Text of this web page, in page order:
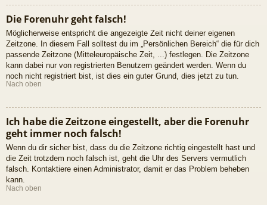
Die Forenuhr geht falsch!
Möglicherweise entspricht die angezeigte Zeit nicht deiner eigenen
Zeitzone. In diesem Fall solltest du im „Persönlichen Bereich“ die für dich
passende Zeitzone (Mitteleuropäische Zeit, ...) festlegen. Die Zeitzone
kann dabei nur von registrierten Benutzern geändert werden. Wenn du
noch nicht registriert bist, ist dies ein guter Grund, dies jetzt zu tun.
Nach oben
Ich habe die Zeitzone eingestellt, aber die Forenuhr
geht immer noch falsch!
Wenn du dir sicher bist, dass du die Zeitzone richtig eingestellt hast und
die Zeit trotzdem noch falsch ist, geht die Uhr des Servers vermutlich
falsch. Kontaktiere einen Administrator, damit er das Problem beheben
kann.
Nach oben